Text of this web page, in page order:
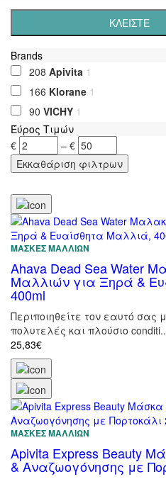
ΚΛΕΙΣΤΕ
Brands
208 Apivita 1
166 Klorane 1
90 VICHY 1
Έύρος Τιμών
€
– €
ΜΆΣΚΕΣ ΜΑΛΛΙΏΝ
Ahava Dead Sea Water
Μαλλιών για Ξηρά &
400ml
Περιποιηθείτε τον εαυτό
πολυτελές και πλούσιο conditi..
25,83€
ΜΆΣΚΕΣ ΜΑΛΛΙΏΝ
Apivita Express Beauty
& Αναζωογόνησης με